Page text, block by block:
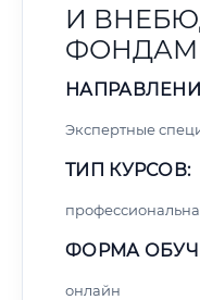
И
Экспертные
ТИП КУРСОВ:
ФОРМА
онлайн